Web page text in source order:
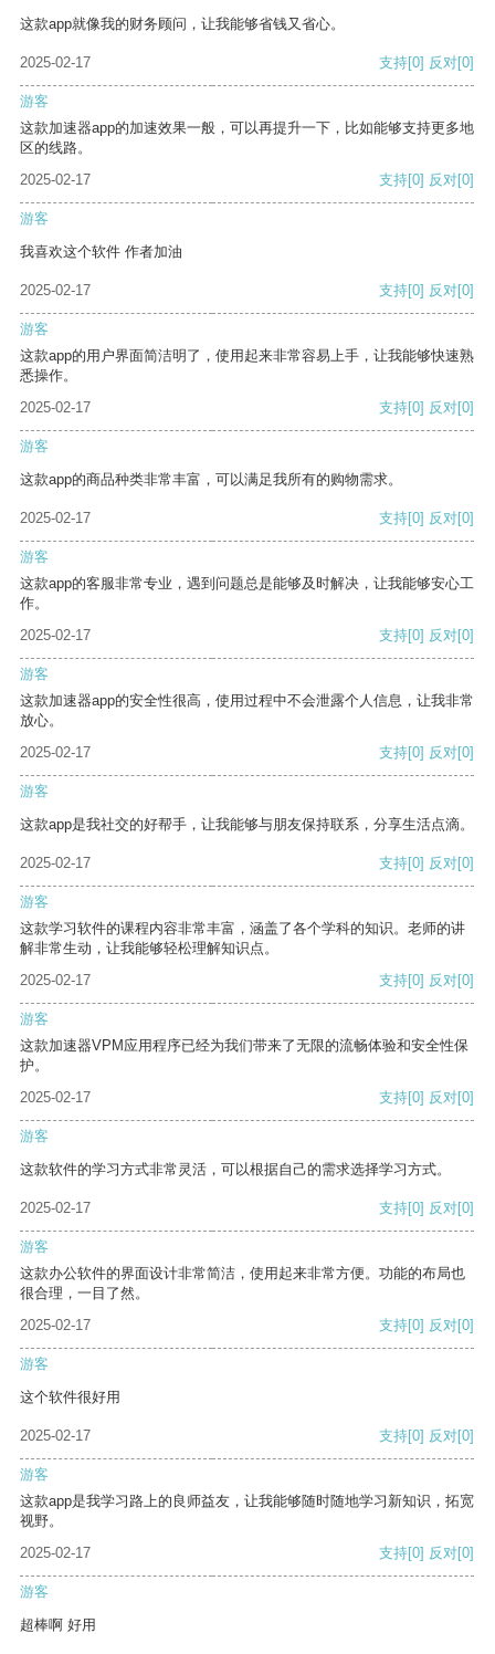
这款app就像我的财务顾问，让我能够省钱又省心。
2025-02-17 支持[0] 反对[0]
游客
这款加速器app的加速效果一般，可以再提升一下，比如能够支持更多地
区的线路。
2025-02-17
支持[0] 反对[0]
游客
我喜欢这个软件 作者加油
2025-02-17 支持[0] 反对[0]
游客
这款app的用户界面简洁明了，使用起来非常容易上手，让我能够快速熟
悉操作。
2025-02-17
支持[0] 反对[0]
游客
这款app的商品种类非常丰富，可以满足我所有的购物需求。
2025-02-17 支持[0] 反对[0]
游客
这款app的客服非常专业，遇到问题总是能够及时解决，让我能够安心工
作。
2025-02-17
支持[0] 反对[0]
游客
这款加速器app的安全性很高，使用过程中不会泄露个人信息，让我非常
放心。
2025-02-17
支持[0] 反对[0]
游客
这款app是我社交的好帮手，让我能够与朋友保持联系，分享生活点滴。
2025-02-17 支持[0] 反对[0]
游客
这款学习软件的课程内容非常丰富，涵盖了各个学科的知识。老师的讲
解非常生动，让我能够轻松理解知识点。
2025-02-17
支持[0] 反对[0]
游客
这款加速器VPM应用程序已经为我们带来了无限的流畅体验和安全性保
护。
2025-02-17
支持[0] 反对[0]
游客
这款软件的学习方式非常灵活，可以根据自己的需求选择学习方式。
2025-02-17 支持[0] 反对[0]
游客
这款办公软件的界面设计非常简洁，使用起来非常方便。功能的布局也
很合理，一目了然。
2025-02-17
支持[0] 反对[0]
游客
这个软件很好用
2025-02-17 支持[0] 反对[0]
游客
这款app是我学习路上的良师益友，让我能够随时随地学习新知识，拓宽
视野。
2025-02-17
支持[0] 反对[0]
游客
超棒啊 好用